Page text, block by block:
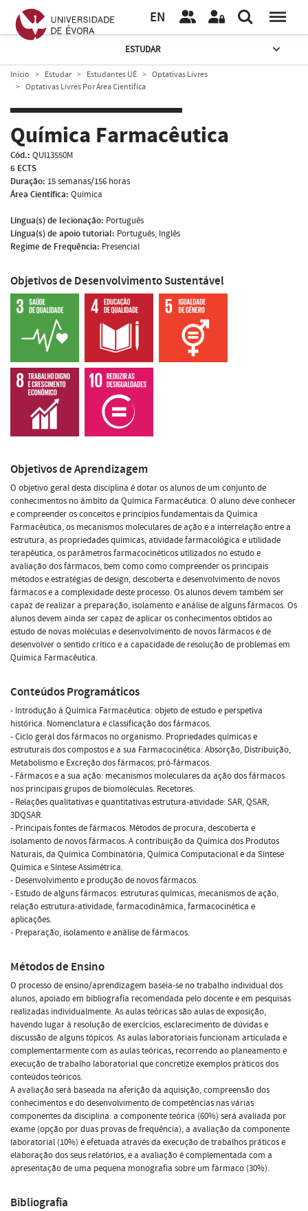
EN
ESTUDAR
Início Estudar Estudantes UÉ
Optativas Livres
Optativas Livres Por Área Científica
Química Farmacêutica
Cód.: QUI13550M
6 ECTS
Duração: 15 semanas/156 horas
Área Científica: Química
Língua(s) de lecionação: Português
Língua(s) de apoio tutorial: Português, Inglês
Regime de Frequência: Presencial
Objetivos de Desenvolvimento Sustentável
Objetivos de Aprendizagem
O objetivo geral desta disciplina é dotar os alunos de um conjunto de
conhecimentos no âmbito da Química Farmacêutica. O aluno deve conhecer
e compreender os conceitos e princípios fundamentais da Química
Farmacêutica, os mecanismos moleculares de ação e a interrelação entre a
estrutura, as propriedades químicas, atividade farmacológica e utilidade
terapêutica, os parâmetros farmacocinéticos utilizados no estudo e
avaliação dos fármacos, bem como como compreender os principais
métodos e estratégias de design, descoberta e desenvolvimento de novos
fármacos e a complexidade deste processo. Os alunos devem também ser
capaz de realizar a preparação, isolamento e análise de alguns fármacos. Os
alunos devem ainda ser capaz de aplicar os conhecimentos obtidos ao
estudo de novas moléculas e desenvolvimento de novos fármacos e de
desenvolver o sentido crítico e a capacidade de resolução de problemas em
Química Farmacêutica.
Conteúdos Programáticos
- Introdução à Química Farmacêutica: objeto de estudo e perspetiva
histórica. Nomenclatura e classificação dos fármacos.
- Ciclo geral dos fármacos no organismo. Propriedades químicas e
estruturais dos compostos e a sua Farmacocinética: Absorção, Distribuição,
Metabolismo e Excreção dos fármacos; pró-fármacos.
- Fármacos e a sua ação: mecanismos moleculares da ação dos fármacos
nos principais grupos de biomoléculas. Recetores.
- Relações qualitativas e quantitativas estrutura-atividade: SAR, QSAR,
3DQSAR.
- Principais fontes de fármacos. Métodos de procura, descoberta e
isolamento de novos fármacos. A contribuição da Química dos Produtos
Naturais, da Química Combinatória, Química Computacional e da Síntese
Química e Síntese Assimétrica.
- Desenvolvimento e produção de novos fármacos.
- Estudo de alguns fármacos: estruturas químicas, mecanismos de ação,
relação estrutura-atividade, farmacodinâmica, farmacocinética e
aplicações.
- Preparação, isolamento e análise de fármacos.
Métodos de Ensino
O processo de ensino/aprendizagem baseia-se no trabalho individual dos
alunos, apoiado em bibliografia recomendada pelo docente e em pesquisas
realizadas individualmente. As aulas teóricas são aulas de exposição,
havendo lugar à resolução de exercícios, esclarecimento de dúvidas e
discussão de alguns tópicos. As aulas laboratoriais funcionam articulada e
complementarmente com as aulas teóricas, recorrendo ao planeamento e
execução de trabalho laboratorial que concretize exemplos práticos dos
conteúdos teóricos.
A avaliação será baseada na aferição da aquisição, compreensão dos
conhecimentos e do desenvolvimento de competências nas várias
componentes da disciplina: a componente teórica (60%) será avaliada por
exame (opção por duas provas de frequência); a avaliação da componente
laboratorial (10%) é efetuada através da execução de trabalhos práticos e
elaboração dos seus relatórios, e a avaliação é complementada com a
apresentação de uma pequena monografia sobre um fármaco (30%).
Bibliografia